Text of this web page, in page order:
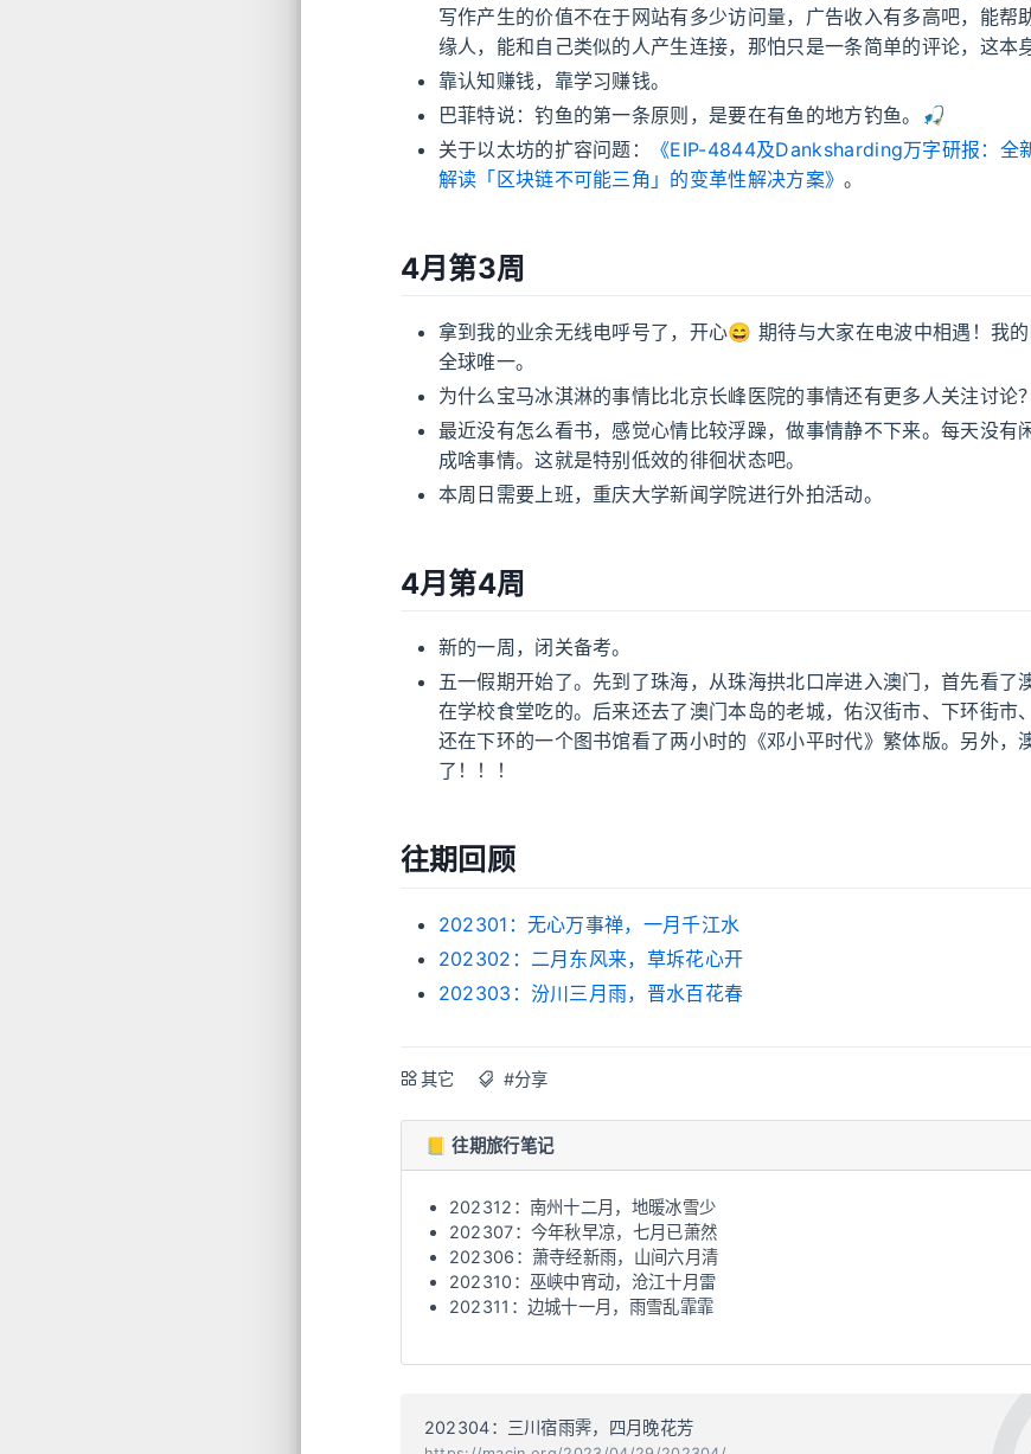
写作产生的价值不在于网站有多少访问量，广告收入有多高吧，能帮
缘人，能和自己类似的人产生连接，那怕只是一条简单的评论，这本
靠认知赚钱，靠学习赚钱。
巴菲特说：钓鱼的第一条原则，是要在有鱼的地方钓鱼。🎣
关于以太坊的扩容问题：
《EIP-4844及Danksharding万字研报：全
解读「区块链不可能三角」的变革性解决方案》。
4月第3周
拿到我的业余无线电呼号了，开心😄 期待与大家在电波中相遇！我的
全球唯一。
为什么宝马冰淇淋的事情比北京长峰医院的事情还有更多人关注讨论？
最近没有怎么看书，感觉心情比较浮躁，做事情静不下来。每天没有
成啥事情。这就是特别低效的徘徊状态吧。
本周日需要上班，重庆大学新闻学院进行外拍活动。
4月第4周
新的一周，闭关备考。
五一假期开始了。先到了珠海，从珠海拱北口岸进入澳门，首先看了
在学校食堂吃的。后来还去了澳门本岛的老城，佑汉街市、下环街市
还在下环的一个图书馆看了两小时的《邓小平时代》繁体版。另外，
了！！！
往期回顾
202301：无心万事禅，一月千江水
202302：二月东风来，草坼花心开
202303：汾川三月雨，晋水百花春
其它 #分享
📒 往期旅行笔记
202312：南州十二月，地暖冰雪少
202307：今年秋早凉，七月已萧然
202306：萧寺经新雨，山间六月清
202310：巫峡中宵动，沧江十月雷
202311：边城十一月，雨雪乱霏霏
202304：三川宿雨霁，四月晚花芳